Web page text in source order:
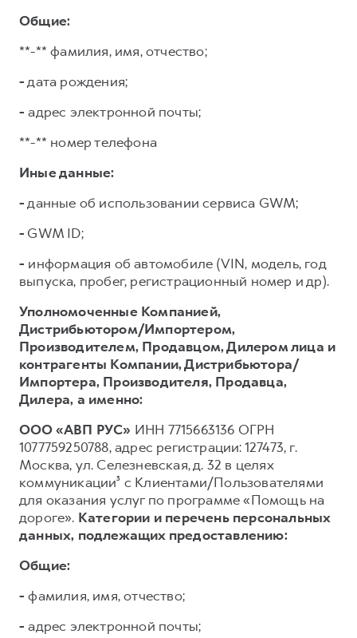
Общие:
**-** фамилия, имя, отчество;
-дата рождения;
- адрес электронной почты;
**-** номер телефона
Иные данные:
-данные об использовании сервиса GWM;
- GWM ID;
- информация об автомобиле (VIN, модель, год
выпуска, пробег, регистрационный номер и др).
Уполномоченные Компанией,
Дистрибьютором/Импортером,
Производителем, Продавцом, Дилером лица и
контрагенты Компании, Дистрибьютора/
Импортера, Производителя, Продавца,
Дилера, а именно:
ООО «АВП РУС» ИНН 7715663136 ОГРН
1077759250788, адрес регистрации: 127473, г.
Москва, ул. Селезневская, д. 32 в целях
коммуникации³ с Клиентами/Пользователями
для оказания услуг по программе «Помощь на
дороге». Категории и перечень персональных
данных, подлежащих предоставлению:
Общие:
- фамилия, имя, отчество;
- адрес электронной почты;